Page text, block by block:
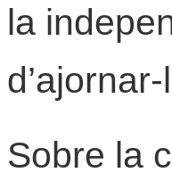
la
Sobre la